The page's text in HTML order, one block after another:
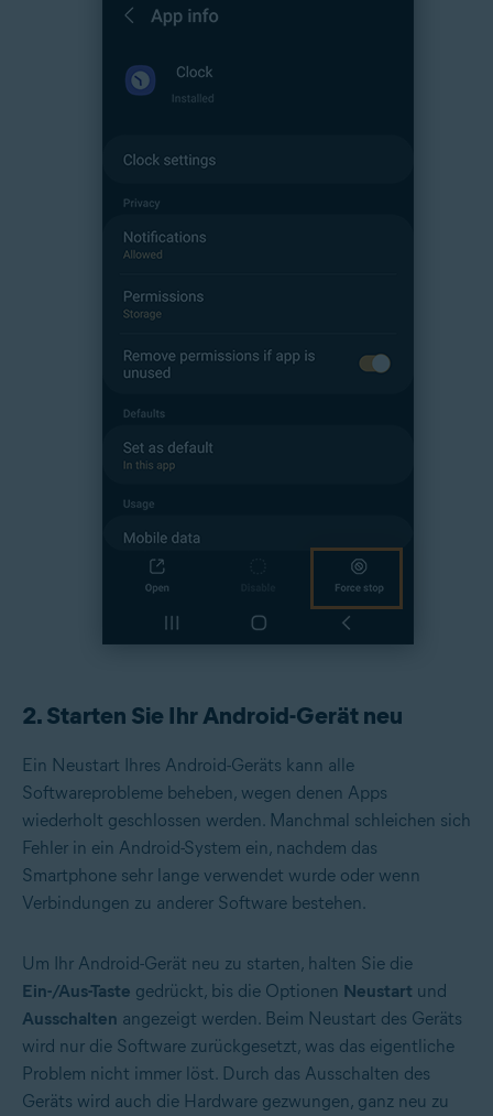
2. Starten Sie Ihr Android-Gerät neu
Ein Neustart Ihres Android-Geräts kann alle
Softwareprobleme beheben, wegen denen Apps
wiederholt geschlossen werden. Manchmal schleichen sich
Fehler in ein Android-System ein, nachdem das
Smartphone sehr lange verwendet wurde oder wenn
Verbindungen zu anderer Software bestehen.
Um Ihr Android-Gerät neu zu starten, halten Sie die
Ein-/Aus-Taste gedrückt, bis die Optionen Neustart und
Ausschalten angezeigt werden. Beim Neustart des Geräts
wird nur die Software zurückgesetzt, was das eigentliche
Problem nicht immer löst. Durch das Ausschalten des
Geräts wird auch die Hardware gezwungen, ganz neu zu